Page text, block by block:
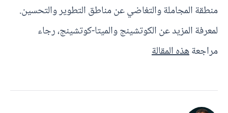
منطقة المجاملة والتغاضي عن مناطق التطوير والتحسين.
لمعرفة المزيد عن الكوتشينج والميتا-كوتشينج، رجاء
مراجعةهذه المقالة